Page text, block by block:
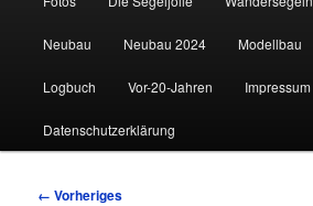
primären
Inhalt
springen
Neubau Neubau 2024 Modellbau
Logbuch Vor-20-Jahren Impressum
Datenschutzerklärung
Bilder-
← Vorheriges